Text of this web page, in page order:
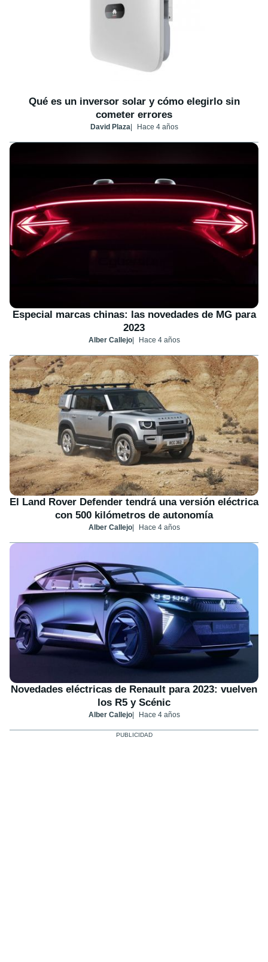
Qué es un inversor solar y cómo elegirlo sin
cometer errores
David Plaza Hace 4 años
Especial marcas chinas: las novedades de MG para
2023
Alber Callejo Hace 4 años
El Land Rover Defender tendrá una versión eléctrica
con 500 kilómetros de autonomía
Alber Callejo Hace 4 años
Novedades eléctricas de Renault para 2023: vuelven
los R5 y Scénic
Alber Callejo Hace 4 años